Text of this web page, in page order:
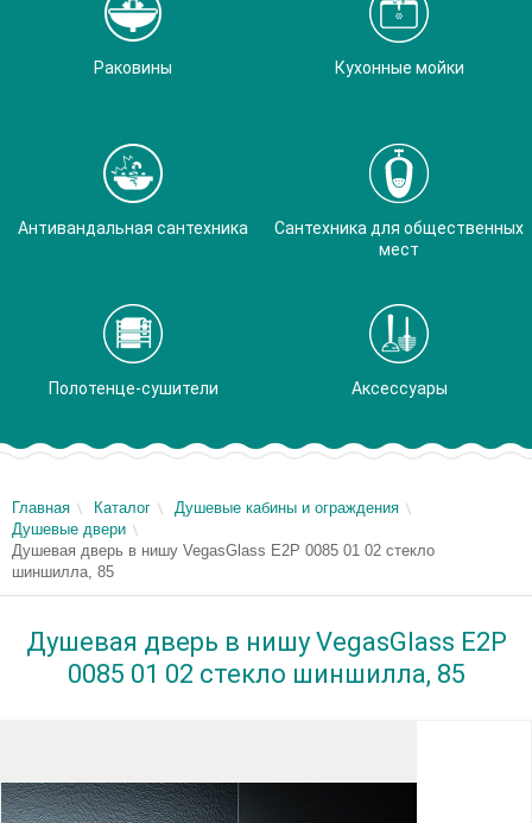
Раковины Кухонные мойки
Антивандальная сантехника
Сантехника для общественных
мест
Полотенце-сушители Аксессуары
Главная Каталог
Душевые кабины и ограждения
Душевые двери
Душевая дверь в нишу VegasGlass E2P 0085 01 02 стекло
шиншилла, 85
Душевая дверь в нишу VegasGlass E2P
0085 01 02 стекло шиншилла, 85